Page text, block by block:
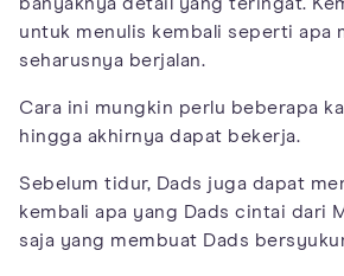
untuk menulis kembali seperti apa
seharusnya berjalan.
Cara ini mungkin perlu beberapa
hingga akhirnya dapat bekerja.
Sebelum tidur, Dads juga dapat
kembali apa yang Dads cintai dari
saja yang membuat Dads